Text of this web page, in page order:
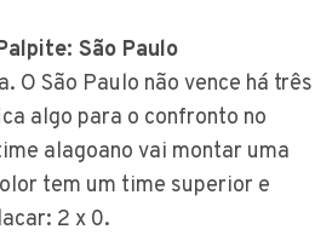
São Paulo
O São Paulo não vence há três
algo para o confronto no
alagoano vai montar uma
tem um time superior e
2 x 0.